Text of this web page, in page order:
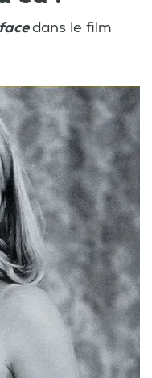
dans le film